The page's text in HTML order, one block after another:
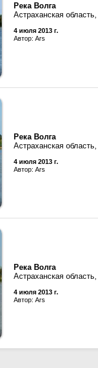
Река Волга
Астраханская
4 июля 2013 г.
Автор: Ars
Река Волга
Астраханская
4 июля 2013 г.
Автор: Ars
Река Волга
Астраханская
4 июля 2013 г.
Автор: Ars